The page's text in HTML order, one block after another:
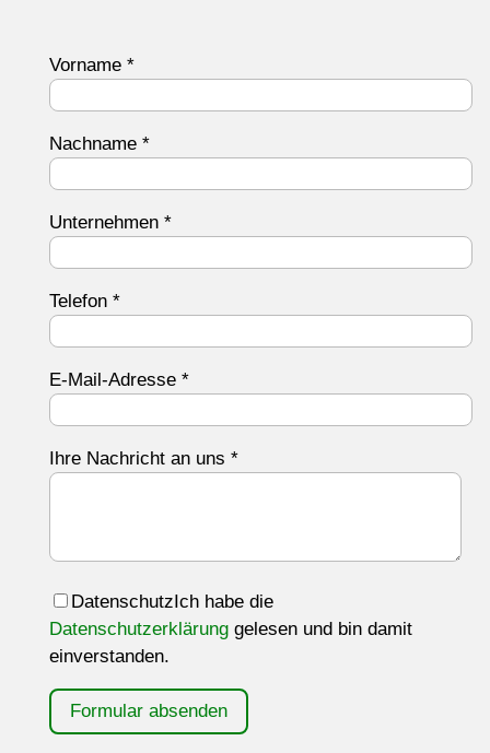
Vorname *
Nachname *
Unternehmen *
Telefon *
E-Mail-Adresse *
Ihre Nachricht an uns *
DatenschutzIch habe die
Datenschutzerklärunggelesen und bin damit
einverstanden.
Formular absenden